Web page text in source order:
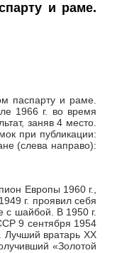
и раме.
паспарту и раме.
1966 г. во время
заняв 4 место.
при публикации:
(слева направо):
Европы 1960 г.,
г. проявил себя
с шайбой. В 1950 г.
9 сентября 1954
вратарь XX
«Золотой